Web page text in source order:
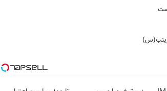
زینب(س)